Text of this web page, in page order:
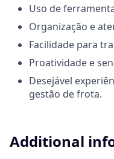
Uso de
Organização e
Facilidade para
Proatividade e
Desejável
gestão de frota.
Additional